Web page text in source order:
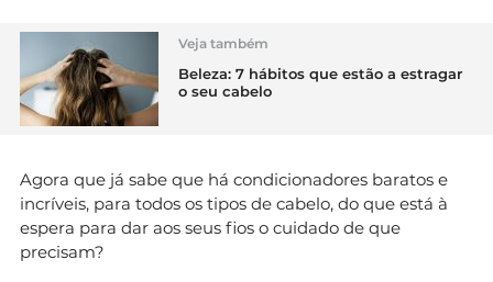
Veja também
Beleza: 7 hábitos que estão a estragar
o seu cabelo
Agora que já sabe que há condicionadores baratos e
incríveis, para todos os tipos de cabelo, do que está à
espera para dar aos seus fios o cuidado de que
precisam?